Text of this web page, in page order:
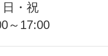
日・祝
～17:00